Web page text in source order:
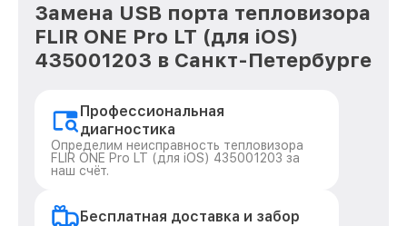
Замена USB порта тепловизора
FLIR ONE Pro LT (для iOS)
435001203 в Санкт-Петербурге
Профессиональная
диагностика
Определим неисправность тепловизора
FLIR ONE Pro LT (для iOS) 435001203 за
наш счёт.
Бесплатная доставка и забор